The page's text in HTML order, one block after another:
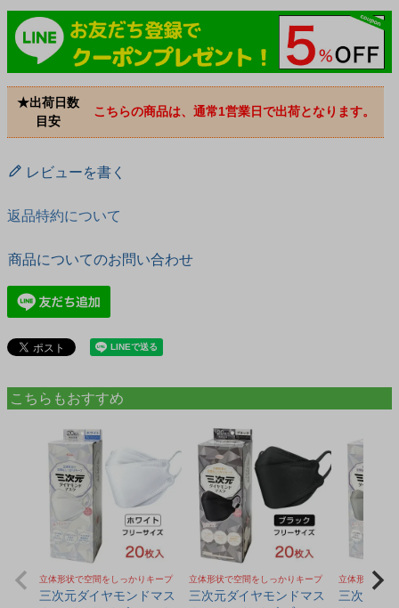
★出荷日数
目安
こちらの商品は、通常1営業日で出荷となります。
レビューを書く
返品特約について
商品についてのお問い合わせ
こちらもおすすめ
立体形状で空間をしっかりキープ
三次元ダイヤモンドマス
立体形状で空間をしっかりキープ
三次元ダイヤモンドマス
立体形状で空
三次元ダ